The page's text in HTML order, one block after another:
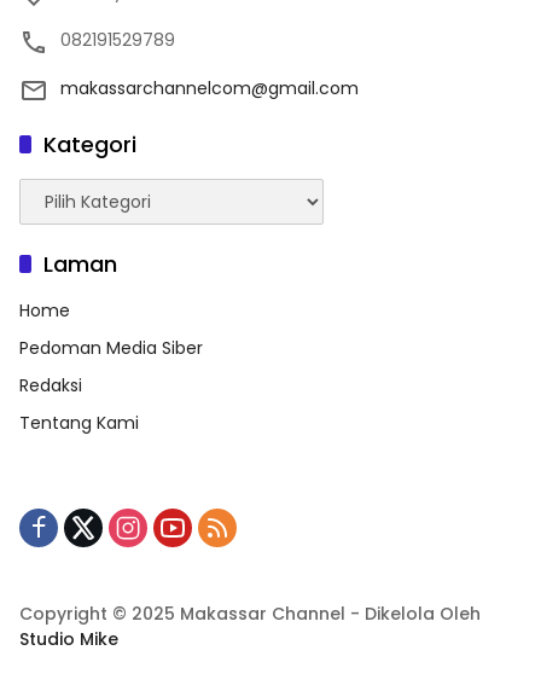
082191529789
makassarchannelcom@gmail.com
Kategori
Kategori
Laman
Home
Pedoman Media Siber
Redaksi
Tentang Kami
Copyright © 2025 Makassar Channel - Dikelola Oleh
Studio Mike